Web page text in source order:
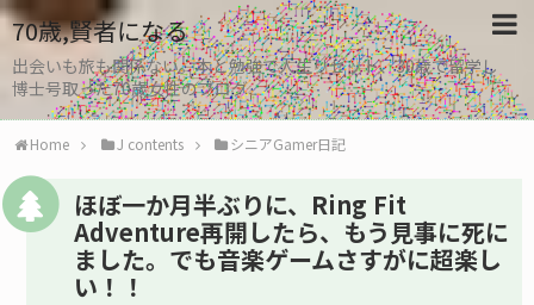
70歳,賢者になる
出会いも旅も関係ない。本と勉強で人生リセット、30歳で留学し
博士号取った70歳女性のブログ
Home J contents シニアGamer日記
ほぼ一か月半ぶりに、Ring Fit
Adventure再開したら、もう見事に死に
ました。でも音楽ゲームさすがに超楽し
い！！